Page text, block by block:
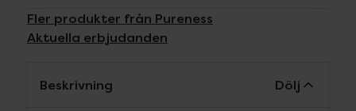
Fler produkter från Pureness
Aktuella erbjudanden
Beskrivning Dölj